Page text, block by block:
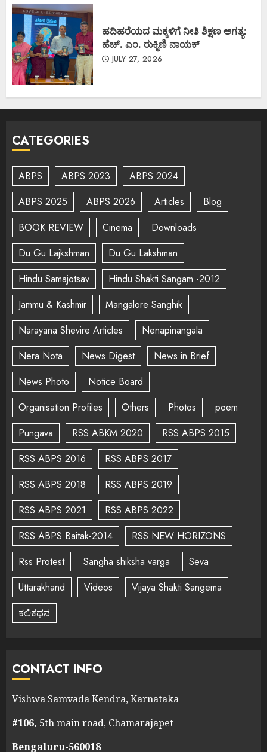
ಹದಿಹರೆಯದ ಮಕ್ಕಳಿಗೆ ನೀತಿ ಶಿಕ್ಷಣ ಅಗತ್ಯ:
ಹೆಚ್. ಎಂ. ರುಕ್ಮಿಣಿ ನಾಯಕ್
JULY 27, 2026
CATEGORIES
ABPS ABPS 2023
ABPS 2024
ABPS 2025
ABPS 2026 Articles
Blog
BOOK REVIEW
Cinema
Downloads
Du Gu Lajkshman
Du Gu Lakshman
Hindu Samajotsav
Hindu Shakti Sangam -2012
Jammu & Kashmir
Mangalore Sanghik
Narayana Shevire Articles
Nenapinangala
Nera Nota
News Digest
News in Brief
News Photo
Notice Board
Organisation Profiles
Others Photos
poem
Pungava
RSS ABKM 2020
RSS ABPS 2015
RSS ABPS 2016
RSS ABPS 2017
RSS ABPS 2018
RSS ABPS 2019
RSS ABPS 2021
RSS ABPS 2022
RSS ABPS Baitak-2014
RSS NEW HORIZONS
Rss Protest
Sangha shiksha varga
Seva
Uttarakhand
Videos
Vijaya Shakti Sangema
ಕಲಿಕಥನ
CONTACT INFO
Vishwa Samvada Kendra, Karnataka
#106, 5th main road, Chamarajapet
Bengaluru-560018